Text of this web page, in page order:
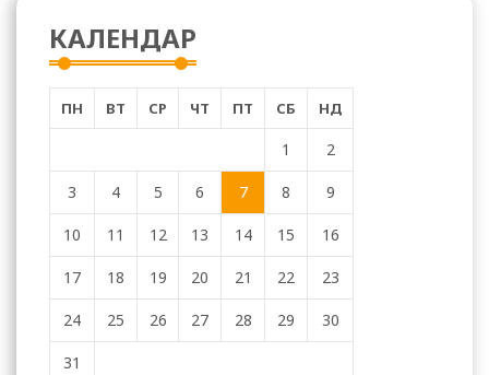
КАЛЕНДАР
ПН ВТ СР ЧТ ПТ СБ НД
1 2
3 4 5 6 7 8 9
10 11 12 13 14 15 16
17 18 19 20 21 22 23
24 25 26 27 28 29 30
31